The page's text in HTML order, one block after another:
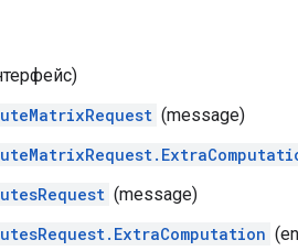
(message)
(message)